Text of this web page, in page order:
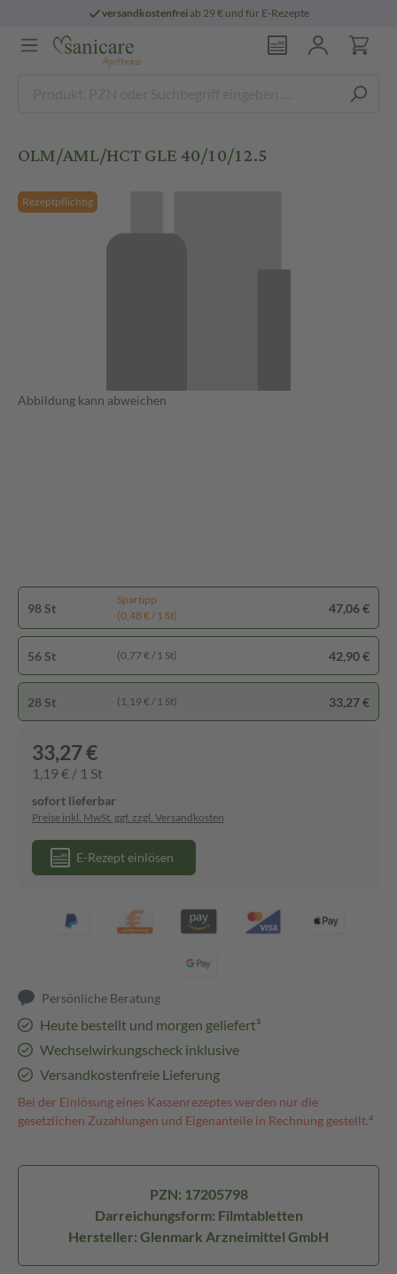
versandkostenfreiab 29 € und für E-Rezepte
OLM/AML/HCT GLE 40/10/12.5
Rezeptpflichtig
Abbildung kann abweichen
98 St
Spartipp
(0,48 € / 1 St)
47,06 €
56 St (0,77 € / 1 St) 42,90 €
28 St (1,19 € / 1 St) 33,27 €
33,27 €
1,19 € / 1 St
sofort lieferbar
Preise inkl. MwSt. ggf. zzgl. Versandkosten
E-Rezept einlösen
Persönliche Beratung
Heute bestellt und morgen geliefert³
Wechselwirkungscheck inklusive
Versandkostenfreie Lieferung
Bei der Einlösung eines Kassenrezeptes werden nur die
gesetzlichen Zuzahlungen und Eigenanteile in Rechnung gestellt.⁴
PZN: 17205798
Darreichungsform: Filmtabletten
Hersteller: Glenmark Arzneimittel GmbH